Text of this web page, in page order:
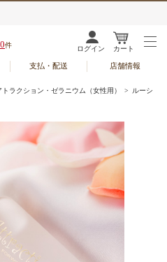
件 ログイン カート
支払・配送 店舗情報
トラクション・ゼラニウム（女性用）
> ルーシ